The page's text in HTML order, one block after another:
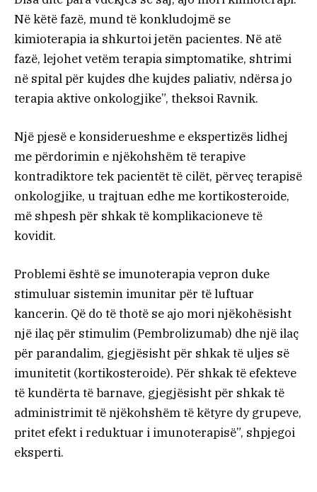
Në këtë fazë, mund të konkludojmë se
kimioterapia ia shkurtoi jetën pacientes. Në atë
fazë, lejohet vetëm terapia simptomatike, shtrimi
në spital për kujdes dhe kujdes paliativ, ndërsa jo
terapia aktive onkologjike”, theksoi Ravnik.
Një pjesë e konsiderueshme e ekspertizës lidhej
me përdorimin e njëkohshëm të terapive
kontradiktore tek pacientët të cilët, përveç terapisë
onkologjike, u trajtuan edhe me kortikosteroide,
më shpesh për shkak të komplikacioneve të
kovidit.
Problemi është se imunoterapia vepron duke
stimuluar sistemin imunitar për të luftuar
kancerin. Që do të thotë se ajo mori njëkohësisht
një ilaç për stimulim (Pembrolizumab) dhe një ilaç
për parandalim, gjegjësisht për shkak të uljes së
imunitetit (kortikosteroide). Për shkak të efekteve
të kundërta të barnave, gjegjësisht për shkak të
administrimit të njëkohshëm të këtyre dy grupeve,
pritet efekt i reduktuar i imunoterapisë”, shpjegoi
eksperti.